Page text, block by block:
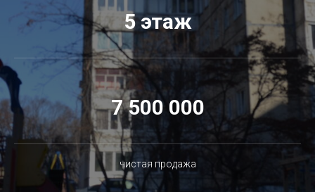
5 этаж
7 500 000
чистая продажа